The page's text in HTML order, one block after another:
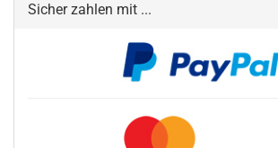
Sicher zahlen mit ...